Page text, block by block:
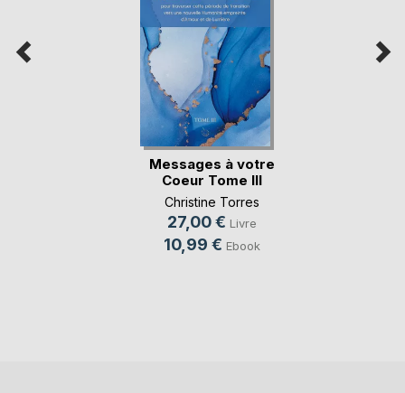
Messages à votre
Coeur Tome III
Christine Torres
27,00 € Livre
10,99 € Ebook